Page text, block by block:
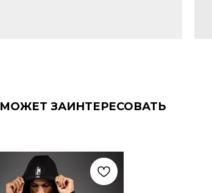
ЗАИНТЕРЕСОВАТЬ